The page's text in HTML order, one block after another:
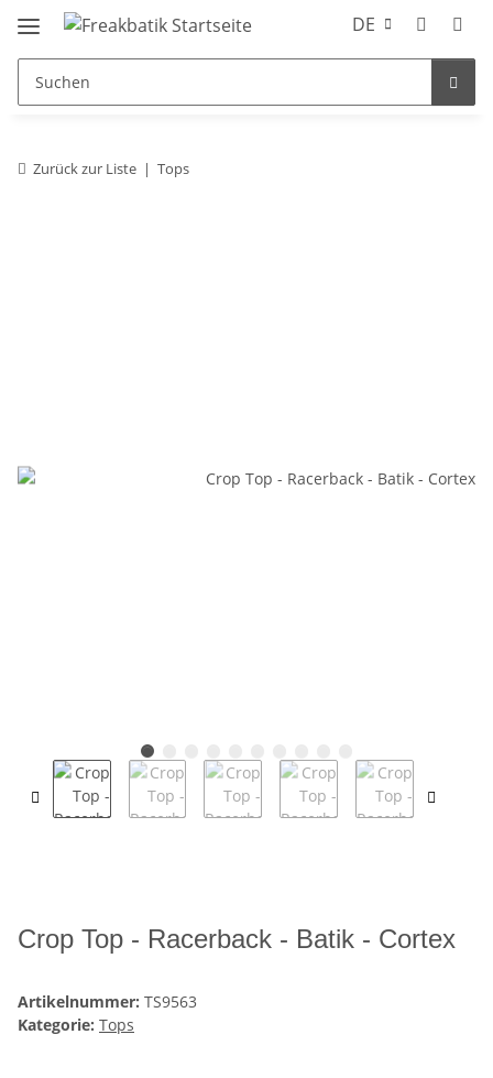
DE
Zurück zur Liste Tops
Crop Top - Racerback - Batik - Cortex
Artikelnummer: TS9563
Kategorie: Tops